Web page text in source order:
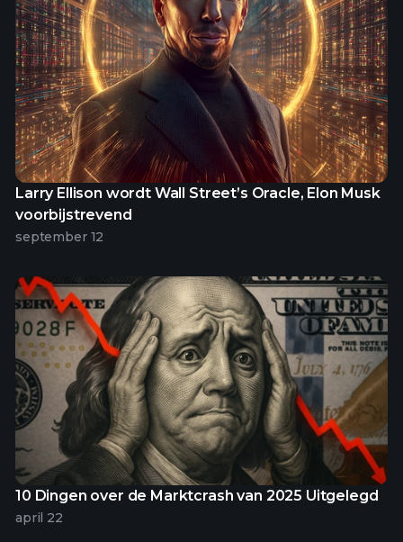
Larry Ellison wordt Wall Street’s Oracle, Elon Musk
voorbijstrevend
september 12
10 Dingen over de Marktcrash van 2025 Uitgelegd
april 22